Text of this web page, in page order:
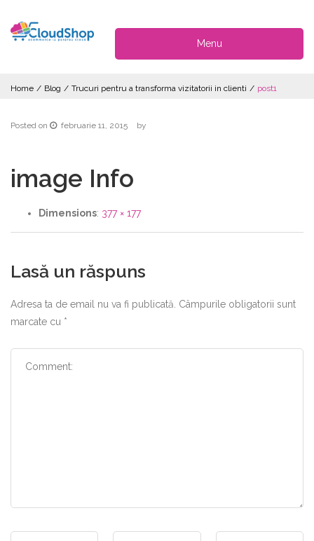
Menu
Home / Blog / Trucuri pentru a transforma vizitatorii in clienti / post1
Posted on februarie 11, 2015 by
image Info
Dimensions: 377 × 177
Lasă un răspuns
Adresa ta de email nu va fi publicată. Câmpurile obligatorii sunt
marcate cu *